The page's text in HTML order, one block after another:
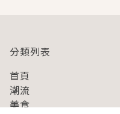
分類列表
首頁
潮流
美食